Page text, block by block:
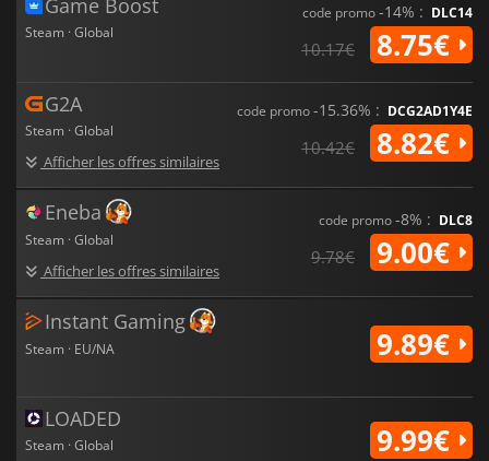
Steam · Global
code promo-14% : DLC14
10.17€ 8.75€
G2A
Steam · Global
Afficher les offres similaires
code promo-15.36% : DCG2AD1Y4E
10.42€ 8.82€
Eneba
Steam · Global
Afficher les offres similaires
code promo-8% : DLC8
9.78€ 9.00€
Instant Gaming
Steam · EU/NA 9.89€
LOADED
Steam · Global 9.99€